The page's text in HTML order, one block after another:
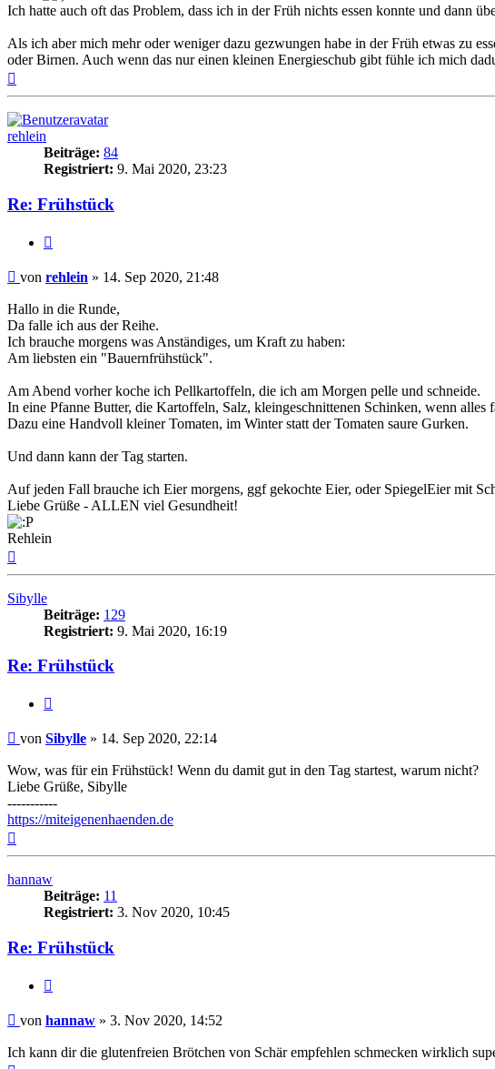
Ich hatte auch oft das Problem, dass ich in der Früh nichts essen konnte und dann
Als ich aber mich mehr oder weniger dazu gezwungen habe in der Früh etwas zu
oder Birnen. Auch wenn das nur einen kleinen Energieschub gibt fühle ich mich
rehlein
Beiträge: 84
Registriert: 9. Mai 2020, 23:23
Re: Frühstück
Beitrag
von rehlein » 14. Sep 2020, 21:48
Hallo in die Runde,
Da falle ich aus der Reihe.
Ich brauche morgens was Anständiges, um Kraft zu haben:
Am liebsten ein "Bauernfrühstück".
Am Abend vorher koche ich Pellkartoffeln, die ich am Morgen pelle und schneide.
In eine Pfanne Butter, die Kartoffeln, Salz, kleingeschnittenen Schinken, wenn alles
Dazu eine Handvoll kleiner Tomaten, im Winter statt der Tomaten saure Gurken.
Und dann kann der Tag starten.
Auf jeden Fall brauche ich Eier morgens, ggf gekochte Eier, oder SpiegelEier mit
Liebe Grüße - ALLEN viel Gesundheit!
Rehlein
Sibylle
Beiträge: 129
Registriert: 9. Mai 2020, 16:19
Re: Frühstück
Beitrag
von Sibylle » 14. Sep 2020, 22:14
Wow, was für ein Frühstück! Wenn du damit gut in den Tag startest, warum nicht?
Liebe Grüße, Sibylle
-----------
https://miteigenenhaenden.de
hannaw
Beiträge: 11
Registriert: 3. Nov 2020, 10:45
Re: Frühstück
Beitrag
von hannaw » 3. Nov 2020, 14:52
Ich kann dir die glutenfreien Brötchen von Schär empfehlen schmecken wirklich